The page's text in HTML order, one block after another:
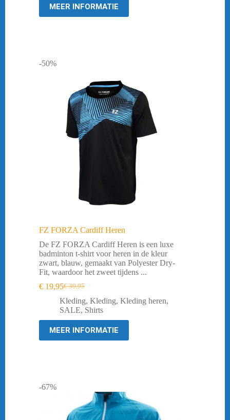
MEER INFORMATIE
-50%
FZ FORZA Cardiff Heren
De FZ FORZA Cardiff Heren is een luxe
badminton t-shirt voor heren in de kleur
zwart, blauw, gemaakt van Polyester Dry-
Fit, waardoor het zweet tijdens ...
€39,95
Oorspronkelijke
prijs
was:
€ 39,95.
€ 19,95Huidige
prijs
is:
€ 19,95.
Kleding, Kleding, Kleding heren,
SALE, Shirts
MEER INFORMATIE
-67%